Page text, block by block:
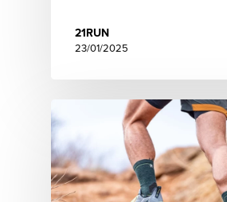
21RUN
23/01/2025